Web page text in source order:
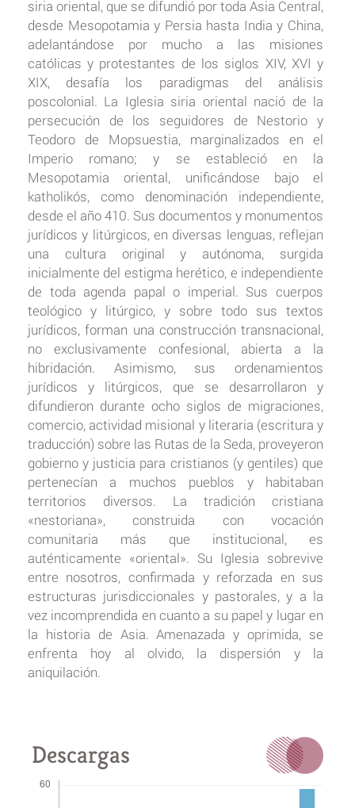
siria oriental, que se difundió por toda Asia Central,
desde Mesopotamia y Persia hasta India y China,
adelantándose por mucho a las misiones
católicas y protestantes de los siglos XIV, XVI y
XIX, desafía los paradigmas del análisis
poscolonial. La Iglesia siria oriental nació de la
persecución de los seguidores de Nestorio y
Teodoro de Mopsuestia, marginalizados en el
Imperio romano; y se estableció en la
Mesopotamia oriental, unificándose bajo el
katholikós, como denominación independiente,
desde el año 410. Sus documentos y monumentos
jurídicos y litúrgicos, en diversas lenguas, reflejan
una cultura original y autónoma, surgida
inicialmente del estigma herético, e independiente
de toda agenda papal o imperial. Sus cuerpos
teológico y litúrgico, y sobre todo sus textos
jurídicos, forman una construcción transnacional,
no exclusivamente confesional, abierta a la
hibridación. Asimismo, sus ordenamientos
jurídicos y litúrgicos, que se desarrollaron y
difundieron durante ocho siglos de migraciones,
comercio, actividad misional y literaria (escritura y
traducción) sobre las Rutas de la Seda, proveyeron
gobierno y justicia para cristianos (y gentiles) que
pertenecían a muchos pueblos y habitaban
territorios diversos. La tradición cristiana
«nestoriana», construida con vocación
comunitaria más que institucional, es
auténticamente «oriental». Su Iglesia sobrevive
entre nosotros, confirmada y reforzada en sus
estructuras jurisdiccionales y pastorales, y a la
vez incomprendida en cuanto a su papel y lugar en
la historia de Asia. Amenazada y oprimida, se
enfrenta hoy al olvido, la dispersión y la
aniquilación.
Descargas